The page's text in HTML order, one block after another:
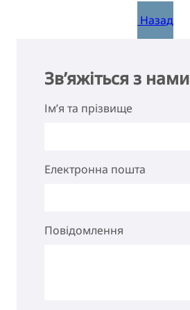
Назад
Зв’яжіться з нами
Ім’я та прізвище
Електронна пошта
Повідомлення